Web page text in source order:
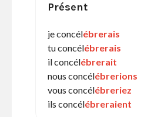
Présent
je concélébrerais
tu concélébrerais
il concélébrerait
nous concélébrerions
vous concélébreriez
ils concélébreraient